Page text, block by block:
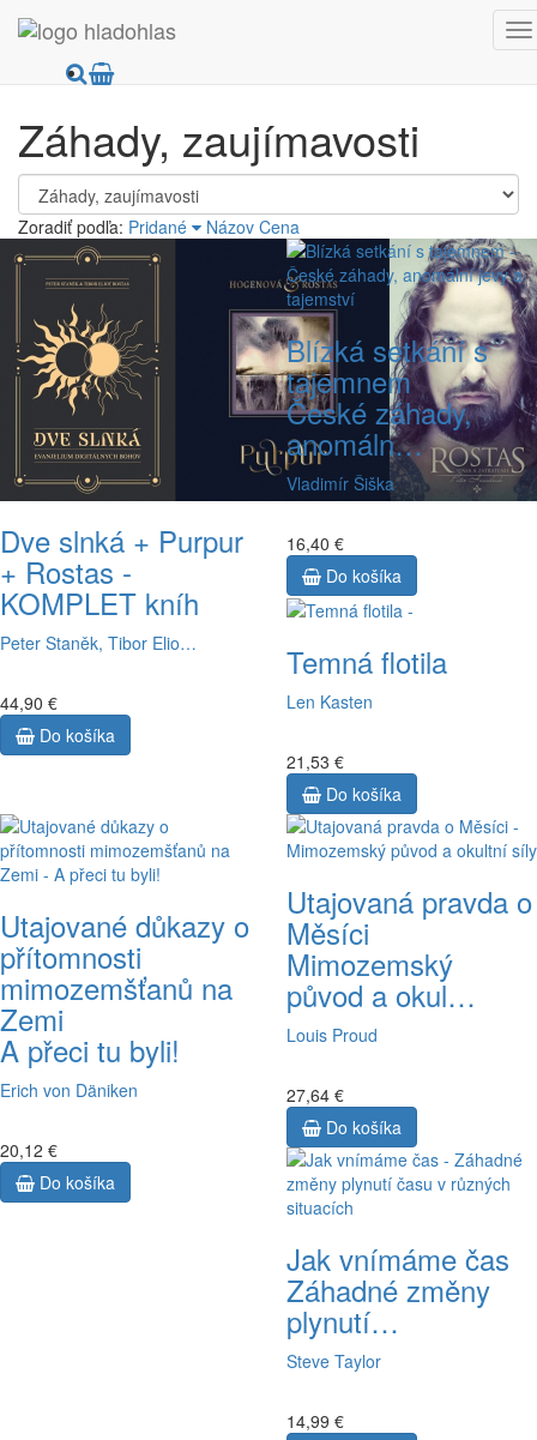
HladoHlas Knihy
Záhady, zaujímavosti
Záhady, zaujímavosti
Zoradiť podľa: Pridané Názov Cena
Dve slnká + Purpur
+ Rostas -
KOMPLET kníh
Peter Staněk, Tibor Elio…
44,90 €
Do košíka
Blízká setkání s
tajemnem
České záhady,
anomáln…
Vladimír Šiška
16,40 €
Do košíka
Temná flotila
Len Kasten
21,53 €
Do košíka
Utajované důkazy o
přítomnosti
mimozemšťanů na
Zemi
A přeci tu byli!
Erich von Däniken
20,12 €
Do košíka
Utajovaná pravda o
Měsíci
Mimozemský
původ a okul…
Louis Proud
27,64 €
Do košíka
Jak vnímáme čas
Záhadné změny
plynutí…
Steve Taylor
14,99 €